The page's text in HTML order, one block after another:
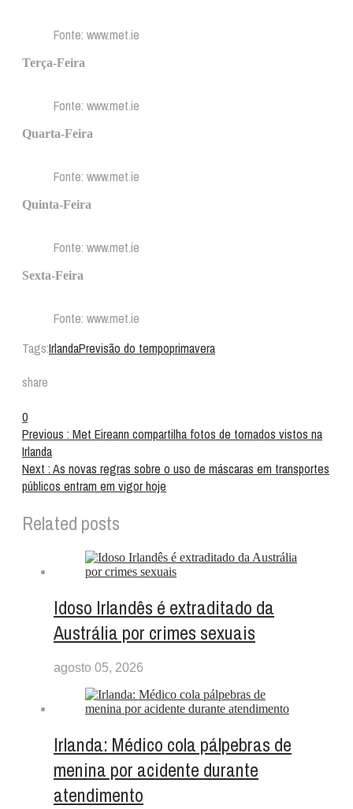
Fonte: www.met.ie
Terça-Feira
Fonte: www.met.ie
Quarta-Feira
Fonte: www.met.ie
Quinta-Feira
Fonte: www.met.ie
Sexta-Feira
Fonte: www.met.ie
Tags:IrlandaPrevisão do tempoprimavera
share
0
Previous : Met Eireann compartilha fotos de tornados vistos na
Irlanda
Next :As novas regras sobre o uso de máscaras em transportes
públicos entram em vigor hoje
Related posts
Idoso Irlandês é extraditado da
Austrália por crimes sexuais
agosto 05, 2026
Irlanda: Médico cola pálpebras de
menina por acidente durante
atendimento